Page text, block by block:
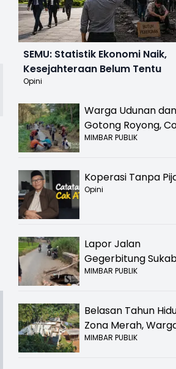
SEMU: Statistik Ekonomi Naik,
Kesejahteraan Belum Tentu
Opini
Warga Udunan dan
Gotong Royong,
Jalan Hancur di
MIMBAR PUBLIK
Koperasi Tanpa
Opini
Lapor Jalan
Gegerbitung
Bolong! Bahaya Bagi
MIMBAR PUBLIK
Belasan Tahun
Zona Merah,
Kampung Nangewer
MIMBAR PUBLIK